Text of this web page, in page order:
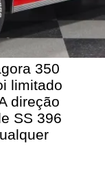
350
limitado
direção
SS 396